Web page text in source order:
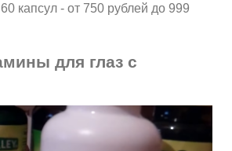
капсул - от 750 рублей до 999
для глаз с